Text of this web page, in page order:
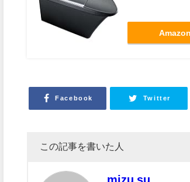
Amazon
Facebook Twitter
この記事を書いた人
mizu su